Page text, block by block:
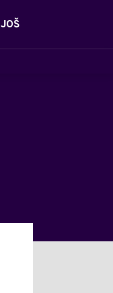
JOŠ